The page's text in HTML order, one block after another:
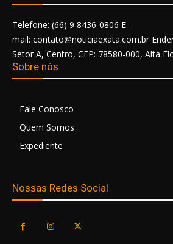
Telefone: (66) 9 8436-0806 E-
mail: contato@noticiaexata.com.br
Setor A, Centro, CEP: 78580-000, Alta
Sobre nós
Fale Conosco
Quem Somos
Expediente
Nossas Redes Social